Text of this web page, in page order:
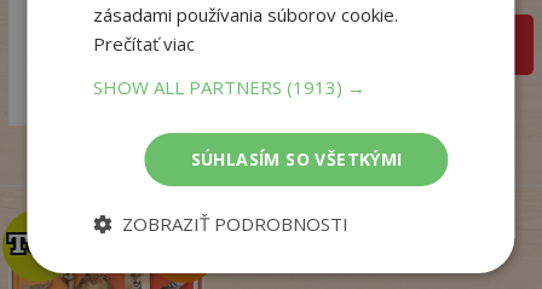
18
14,98
TOP
TOP
zásadami používania súborov cookie.
Prečítať viac
SHOW ALL PARTNERS(1913) →
SÚHLASÍM SO VŠETKÝMI
ZOBRAZIŤ PODROBNOSTI